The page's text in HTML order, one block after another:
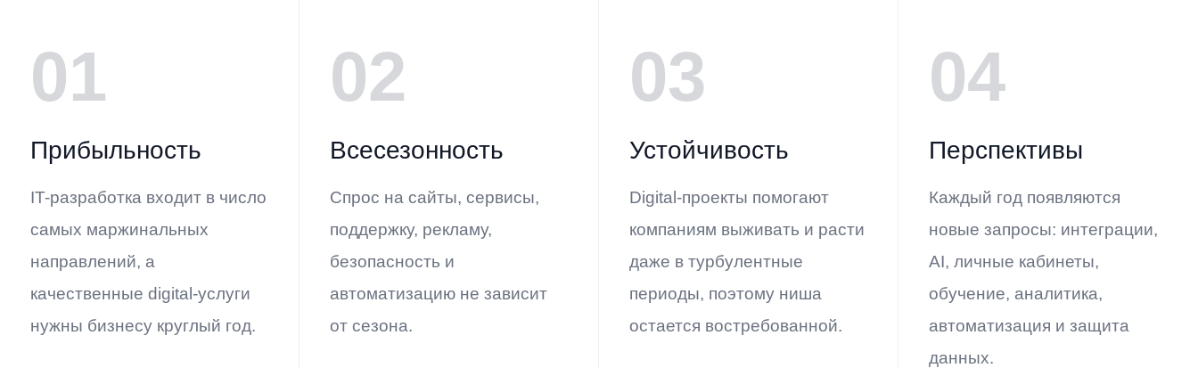
01
Прибыльность
IT-разработка входит в число
самых маржинальных
направлений, а
качественные digital-услуги
нужны бизнесу круглый год.
02
Всесезонность
Спрос на сайты, сервисы,
поддержку, рекламу,
безопасность и
автоматизацию не зависит
от сезона.
03
Устойчивость
Digital-проекты помогают
компаниям выживать и расти
даже в турбулентные
периоды, поэтому ниша
остается востребованной.
04
Перспективы
Каждый год появляются
новые запросы: интеграции,
AI, личные кабинеты,
обучение, аналитика,
автоматизация и защита
данных.